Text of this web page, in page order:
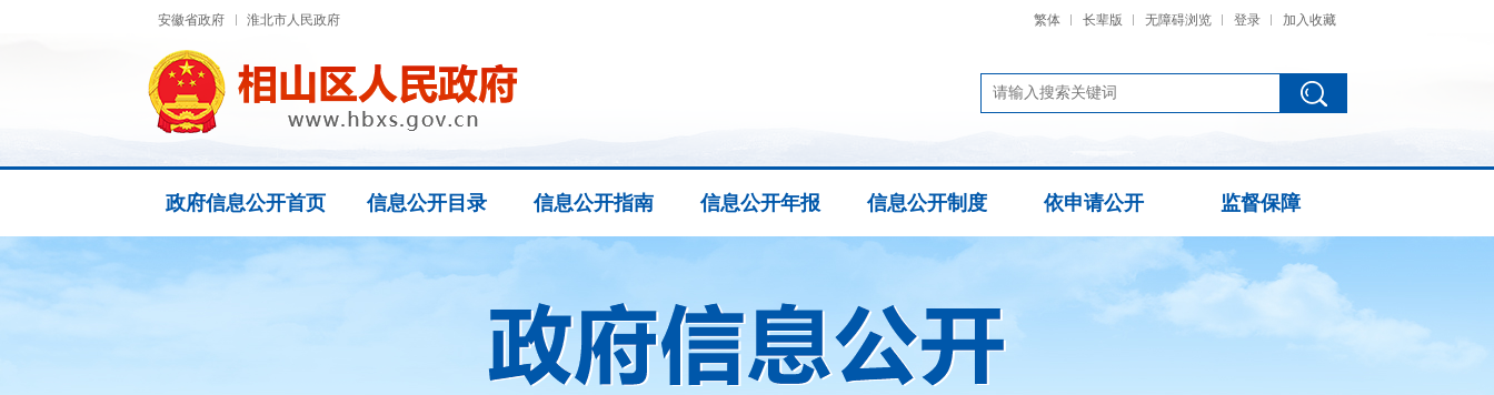
安徽省政府 淮北市人民政府 繁体 长辈版 无障碍浏览 登录 加入收藏
政府信息公开首页 信息公开目录 信息公开指南 信息公开年报 信息公开制度 依申请公开 监督保障